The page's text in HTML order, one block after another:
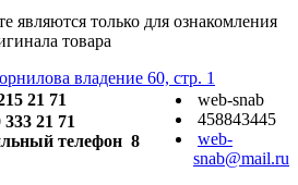
являются только для ознакомления
товара
владение 60, стр. 1
21 71
333 21 71
8
web-snab
458843445
web-
snab@mail.ru